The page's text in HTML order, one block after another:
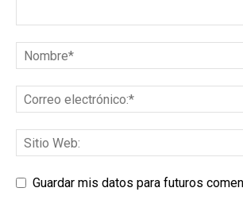
Guardar mis datos para futuros